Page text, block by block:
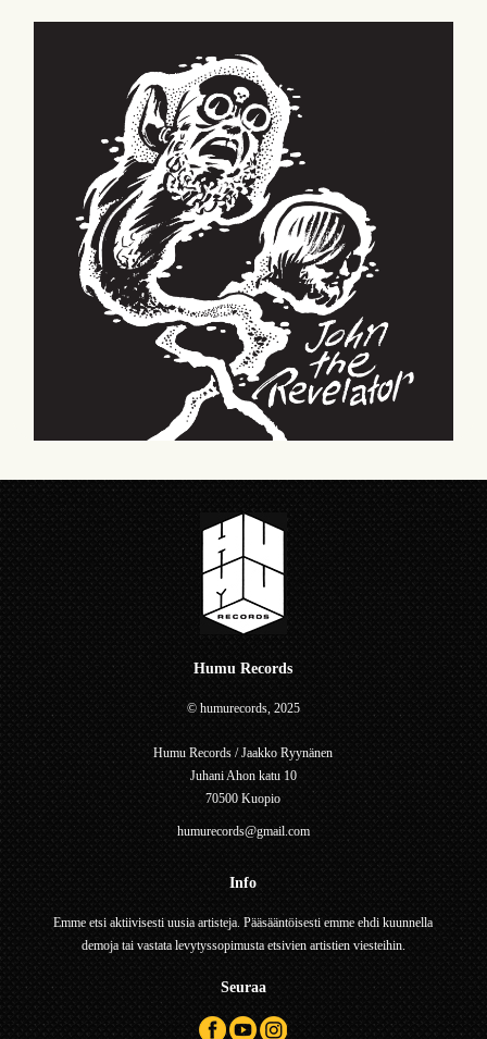
Humu Records
© humurecords, 2025
Humu Records / Jaakko Ryynänen
Juhani Ahon katu 10
70500 Kuopio
humurecords@gmail.com
Info
Emme etsi aktiivisesti uusia artisteja. Pääsääntöisesti emme ehdi kuunnella
demoja tai vastata levytyssopimusta etsivien artistien viesteihin.
Seuraa